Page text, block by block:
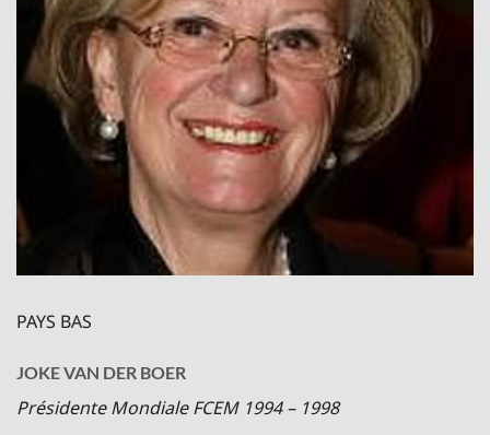
PAYS BAS
JOKE VAN DER BOER
Présidente Mondiale FCEM 1994 – 1998